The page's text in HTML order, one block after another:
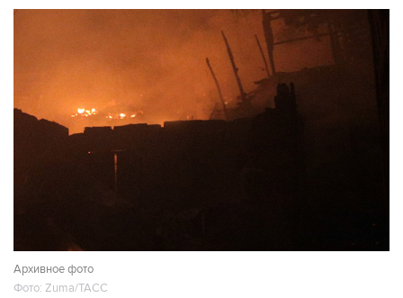
Архивное фото
Фото: Zuma/ТАСС